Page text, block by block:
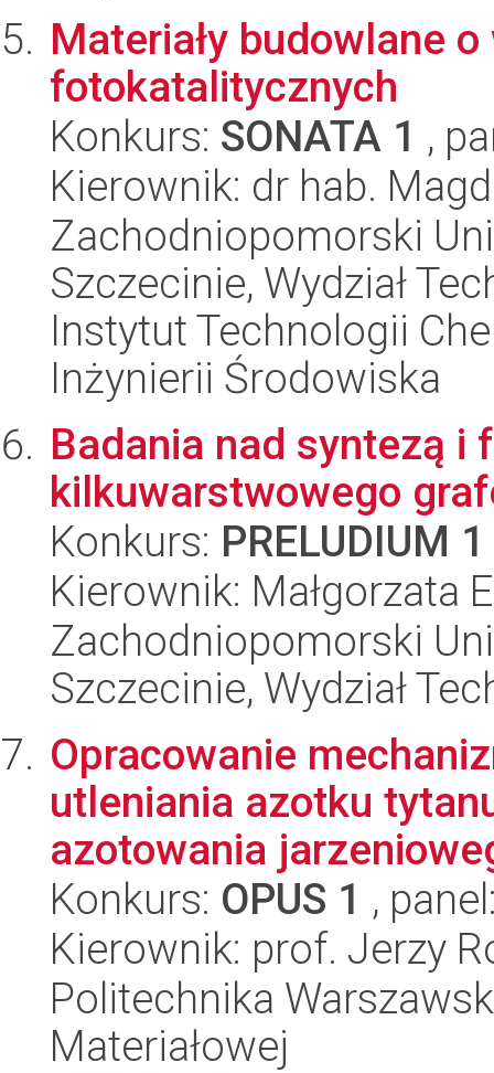
Materiały budowlane
fotokatalitycznych
Konkurs: SONATA 1 ,
Kierownik: dr hab.
Zachodniopomorski
Szczecinie, Wydział
Instytut Technologii
Inżynierii Środowiska
Badania nad syntezą i
kilkuwarstwowego
Konkurs: PRELUDIUM 1
Kierownik: Małgorzata
Zachodniopomorski
Szczecinie, Wydział
Opracowanie
utleniania azotku
azotowania
Konkurs: OPUS 1 ,
Kierownik: prof. Jerzy
Politechnika
Materiałowej